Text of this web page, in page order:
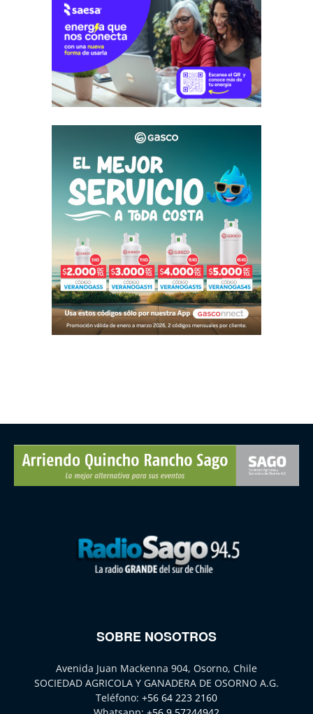
SOBRE NOSOTROS
Avenida Juan Mackenna 904, Osorno, Chile
SOCIEDAD AGRICOLA Y GANADERA DE OSORNO A.G.
Teléfono: +56 64 223 2160